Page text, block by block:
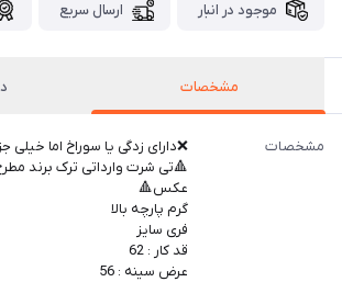
موجود در انبار ارسال سریع
مشخصات
مشخصات
❌دارای زدگی یا سوراخ اما خیلی
🔺تی شرت وارداتی ترک برند
عکس🔺
گرم پارچه بالا
فری سایز
قد کار : 62
عرض سینه : 56